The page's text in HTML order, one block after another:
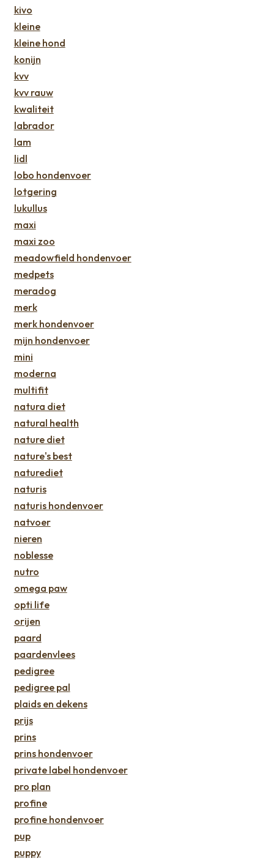
kivo
kleine
kleine hond
konijn
kvv
kvv rauw
kwaliteit
labrador
lam
lidl
lobo hondenvoer
lotgering
lukullus
maxi
maxi zoo
meadowfield hondenvoer
medpets
meradog
merk
merk hondenvoer
mijn hondenvoer
mini
moderna
multifit
natura diet
natural health
nature diet
nature's best
naturediet
naturis
naturis hondenvoer
natvoer
nieren
noblesse
nutro
omega paw
opti life
orijen
paard
paardenvlees
pedigree
pedigree pal
plaids en dekens
prijs
prins
prins hondenvoer
private label hondenvoer
pro plan
profine
profine hondenvoer
pup
puppy